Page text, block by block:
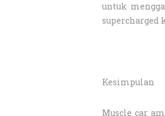
untuk
supercharged
Kesimpulan
Muscle car